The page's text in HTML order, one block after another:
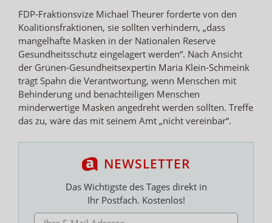
FDP-Fraktionsvize Michael Theurer forderte von den
Koalitionsfraktionen, sie sollten verhindern, „dass
mangelhafte Masken in der Nationalen Reserve
Gesundheitsschutz eingelagert werden“. Nach Ansicht
der Grünen-Gesundheitsexpertin Maria Klein-Schmeink
trägt Spahn die Verantwortung, wenn Menschen mit
Behinderung und benachteiligen Menschen
minderwertige Masken angedreht werden sollten. Treffe
das zu, wäre das mit seinem Amt „nicht vereinbar“.
NEWSLETTER
Das Wichtigste des Tages direkt in
Ihr Postfach. Kostenlos!
E-MAIL ADRESSE